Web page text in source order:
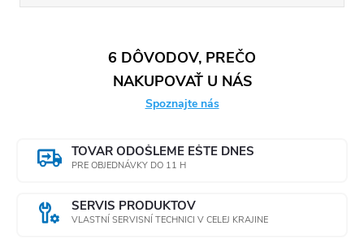
6 DÔVODOV, PREČO
NAKUPOVAŤ U NÁS
Spoznajte nás
TOVAR ODOŠLEME EŠTE DNES
PRE OBJEDNÁVKY DO 11 H
SERVIS PRODUKTOV
VLASTNÍ SERVISNÍ TECHNICI V CELEJ KRAJINE